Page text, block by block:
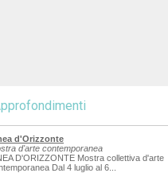
d'Orizzonte
d'arte contemporanea
D'ORIZZONTE Mostra collettiva d'arte
Dal 4 luglio al 6...